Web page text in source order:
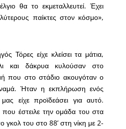
θα το εκμεταλλευτεί. Έχει
παίκτες στον κόσμο»,
Τόρες είχε κλείσει τα μάτια,
και δάκρυα κυλούσαν στο
που στο στάδιο ακουγόταν ο
Ήταν η εκπλήρωση ενός
είχε προϊδεάσει για αυτό.
έστειλε την ομάδα του στα
γκολ του στο 88’ στη νίκη με 2-